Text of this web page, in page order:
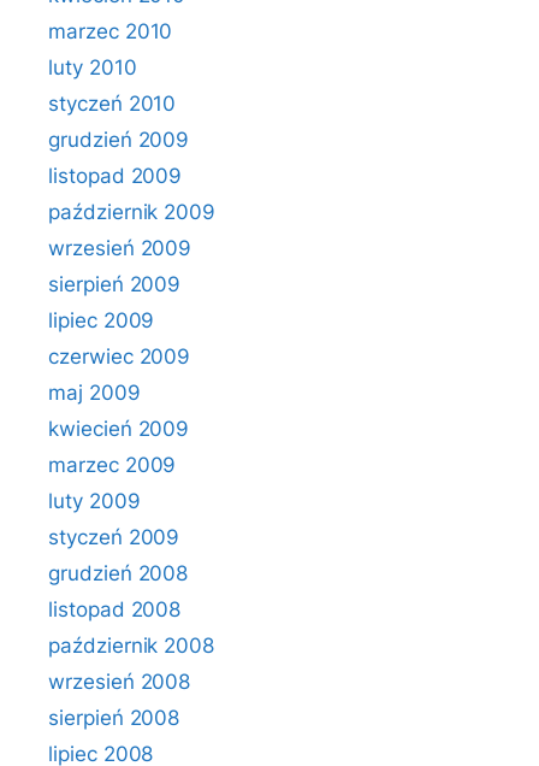
marzec 2010
luty 2010
styczeń 2010
grudzień 2009
listopad 2009
październik 2009
wrzesień 2009
sierpień 2009
lipiec 2009
czerwiec 2009
maj 2009
kwiecień 2009
marzec 2009
luty 2009
styczeń 2009
grudzień 2008
listopad 2008
październik 2008
wrzesień 2008
sierpień 2008
lipiec 2008